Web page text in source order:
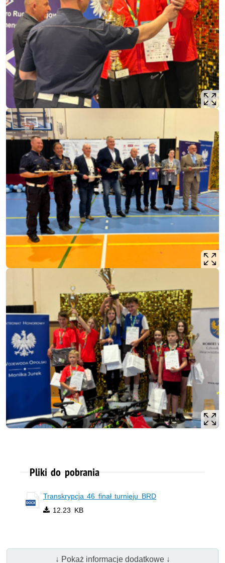
Pliki do pobrania
Transkrypcja 46 finał turnieju BRD
12.23 KB
↓ Pokaż informacje dodatkowe ↓